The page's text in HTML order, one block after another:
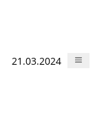
21.03.2024